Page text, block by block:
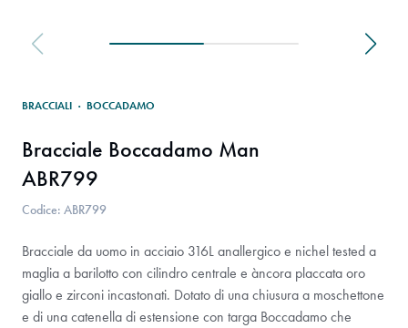
BRACCIALI · BOCCADAMO
Bracciale Boccadamo Man
ABR799
Codice: ABR799
Bracciale da uomo in acciaio 316L anallergico e nichel tested a
maglia a barilotto con cilindro centrale e àncora placcata oro
giallo e zirconi incastonati. Dotato di una chiusura a moschettone
e di una catenella di estensione con targa Boccadamo che